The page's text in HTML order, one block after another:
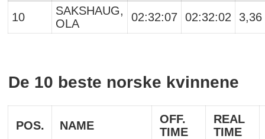
10
SAKSHAUG,
OLA
02:32:07 02:32:02 3,36
De 10 beste norske kvinnene
POS. NAME
OFF.
TIME
REAL
TIME